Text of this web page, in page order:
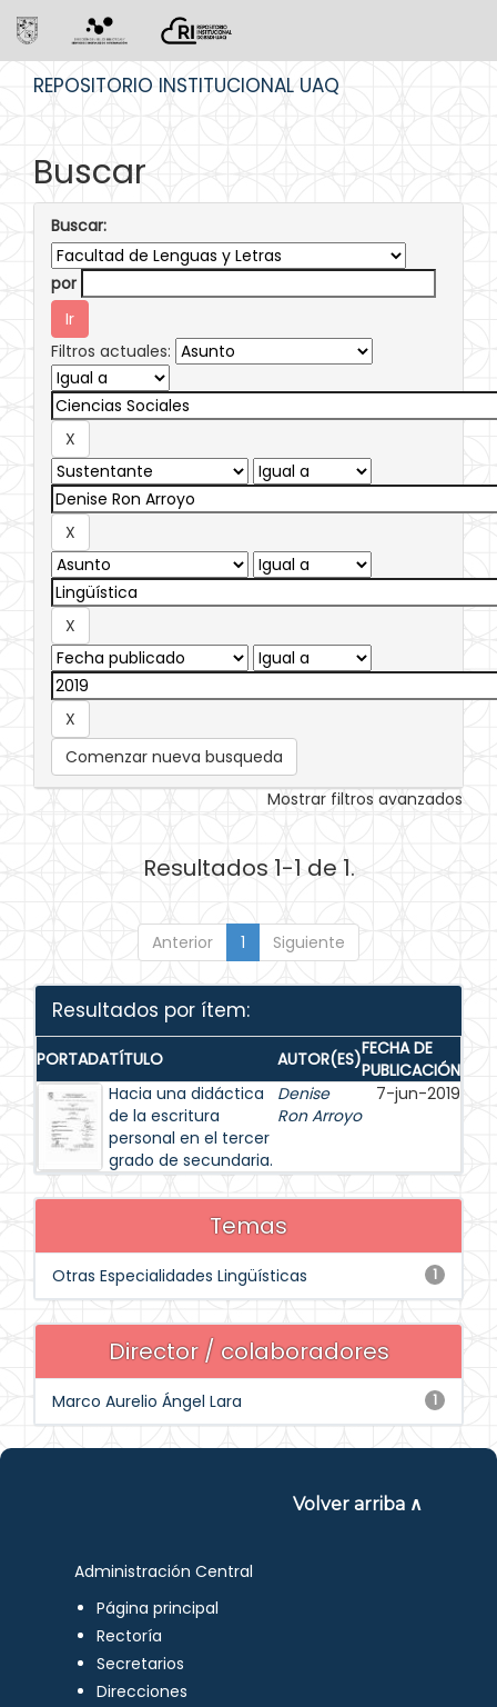
REPOSITORIO INSTITUCIONAL UAQ
Buscar
Buscar:
por
Filtros actuales:
Comenzar nueva busqueda
Mostrar filtros avanzados
Resultados 1-1 de 1.
Anterior 1 Siguiente
Resultados por ítem:
PORTADATÍTULO AUTOR(ES)FECHA DE
PUBLICACIÓN
Hacia una didáctica
de la escritura
personal en el tercer
grado de secundaria.
Denise
Ron Arroyo
7-jun-2019
Temas
1
Otras Especialidades Lingüísticas
Director / colaboradores
1
Marco Aurelio Ángel Lara
Volver arriba ∧
Administración Central
Página principal
Rectoría
Secretarios
Direcciones